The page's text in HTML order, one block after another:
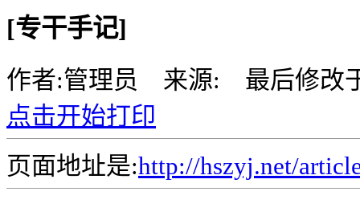
[专干手记]
作者:管理员 来源: 最后修改
点击开始打印
页面地址是:http://hszyj.net/